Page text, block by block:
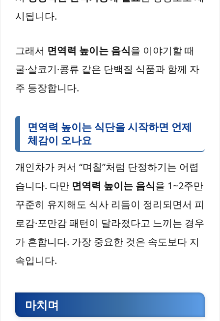
시됩니다.
그래서 면역력 높이는 음식을 이야기할 때
굴·살코기·콩류 같은 단백질 식품과 함께 자
주 등장합니다.
면역력 높이는 식단을 시작하면 언제
체감이 오나요
개인차가 커서 “며칠”처럼 단정하기는 어렵
습니다. 다만 면역력 높이는 음식을 1~2주만
꾸준히 유지해도 식사 리듬이 정리되면서 피
로감·포만감 패턴이 달라졌다고 느끼는 경우
가 흔합니다. 가장 중요한 것은 속도보다 지
속입니다.
마치며